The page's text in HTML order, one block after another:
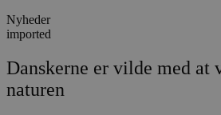
Nyheder
imported
Danskerne er vilde med at
naturen